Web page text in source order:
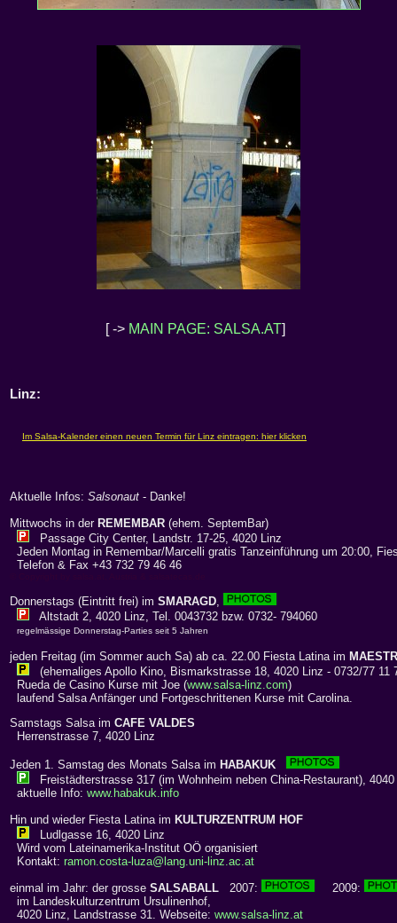
[ -> MAIN PAGE: SALSA.AT]
Linz:
Aktuelle Infos: Salsonaut - Danke!
Mittwochs in der REMEMBAR (ehem. SeptemBar)
Passage City Center, Landstr. 17-25, 4020 Linz
Jeden Montag in Remembar/Marcelli gratis Tanzeinführung um 20:00,
Telefon & Fax +43 732 79 46 46
Donnerstags (Eintritt frei) im SMARAGD,
Altstadt 2, 4020 Linz, Tel. 0043732 bzw. 0732- 794060
regelmässige Donnerstag-Parties seit 5 Jahren
jeden Freitag (im Sommer auch Sa) ab ca. 22.00 Fiesta Latina im
(ehemaliges Apollo Kino, Bismarkstrasse 18, 4020 Linz - 0732/77 11
Rueda de Casino Kurse mit Joe (www.salsa-linz.com)
laufend Salsa Anfänger und Fortgeschrittenen Kurse mit Carolina.
Samstags Salsa im CAFE VALDES
Herrenstrasse 7, 4020 Linz
Jeden 1. Samstag des Monats Salsa im HABAKUK
Freistädterstrasse 317 (im Wohnheim neben China-Restaurant), 4040
aktuelle Info: www.habakuk.info
Hin und wieder Fiesta Latina im KULTURZENTRUM HOF
Ludlgasse 16, 4020 Linz
Wird vom Lateinamerika-Institut OÖ organisiert
Kontakt: ramon.costa-luza@lang.uni-linz.ac.at
einmal im Jahr: der grosse SALSABALL 2007:
2009:
im Landeskulturzentrum Ursulinenhof,
4020 Linz, Landstrasse 31. Webseite: www.salsa-linz.at